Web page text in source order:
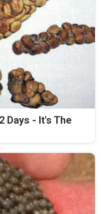
Days - It's The